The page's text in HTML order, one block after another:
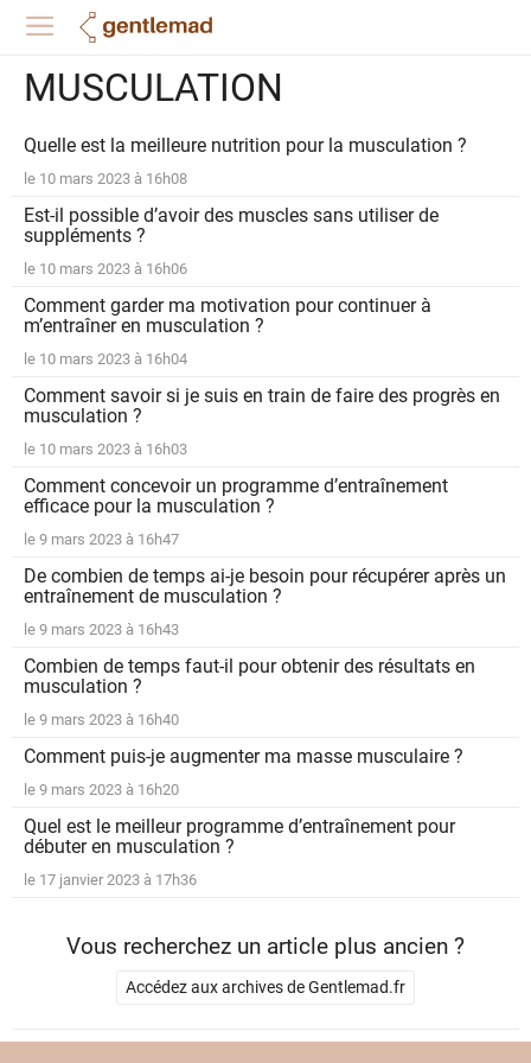
MUSCULATION
Quelle est la meilleure nutrition pour la musculation ?
le 10 mars 2023 à 16h08
Est-il possible d’avoir des muscles sans utiliser de
suppléments ?
le 10 mars 2023 à 16h06
Comment garder ma motivation pour continuer à
m’entraîner en musculation ?
le 10 mars 2023 à 16h04
Comment savoir si je suis en train de faire des progrès en
musculation ?
le 10 mars 2023 à 16h03
Comment concevoir un programme d’entraînement
efficace pour la musculation ?
le 9 mars 2023 à 16h47
De combien de temps ai-je besoin pour récupérer après un
entraînement de musculation ?
le 9 mars 2023 à 16h43
Combien de temps faut-il pour obtenir des résultats en
musculation ?
le 9 mars 2023 à 16h40
Comment puis-je augmenter ma masse musculaire ?
le 9 mars 2023 à 16h20
Quel est le meilleur programme d’entraînement pour
débuter en musculation ?
le 17 janvier 2023 à 17h36
Vous recherchez un article plus ancien ?
Accédez aux archives de Gentlemad.fr